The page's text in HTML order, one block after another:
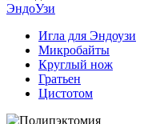
ЭндоУзи
Игла для Эндоузи
Микробайты
Круглый нож
Гратьен
Цистотом